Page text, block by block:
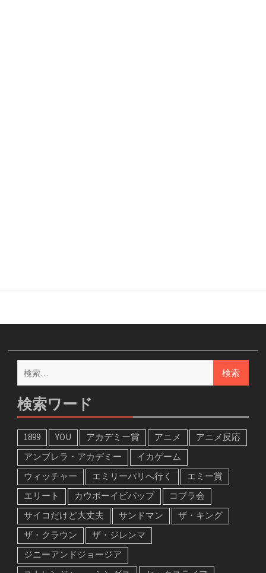
索:
検索ワード
1899 YOU アカデミー賞 アニメ
アンブレラ・アカデミー
イカゲーム
ウィッチャー
エミリーパリへ行く
エミー賞
エリート
カウボーイビバップ
コブラ会
サイコだけど大丈夫
サンドマン
ザ・クラウン
ザ・ジレンマ
ジニーアンドジョージア